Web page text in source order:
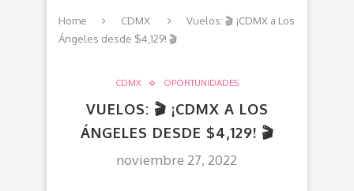
Home CDMX
Vuelos: 🎬 ¡CDMX a Los
Ángeles desde $4,129! 🎬
CDMX OPORTUNIDADES
VUELOS: 🎬 ¡CDMX A LOS
ÁNGELES DESDE $4,129! 🎬
noviembre 27, 2022